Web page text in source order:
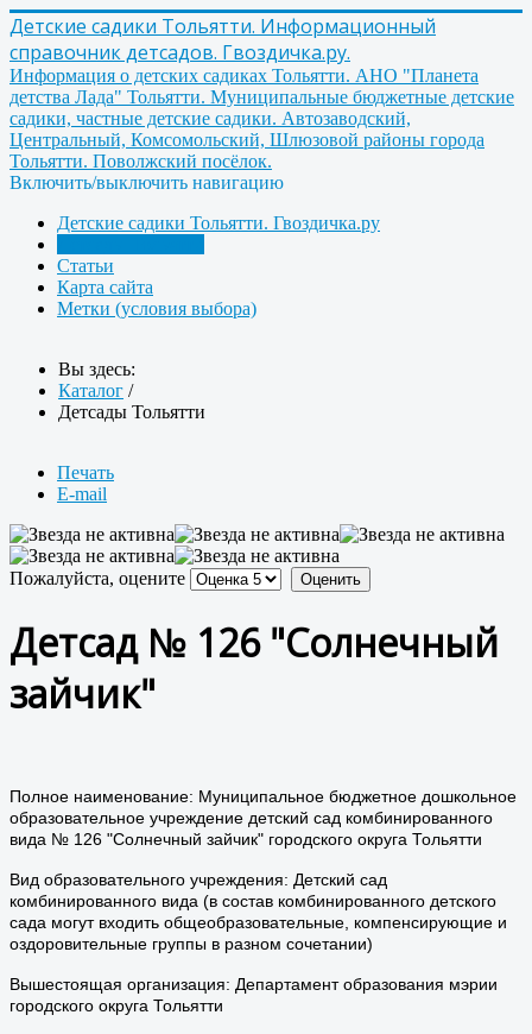
Детские садики Тольятти. Информационный
справочник детсадов. Гвоздичка.ру.
Информация о детских садиках Тольятти. АНО "Планета
детства Лада" Тольятти. Муниципальные бюджетные детские
садики, частные детские садики. Автозаводский,
Центральный, Комсомольский, Шлюзовой районы города
Тольятти. Поволжский посёлок.
Включить/выключить навигацию
Детские садики Тольятти. Гвоздичка.ру
Статьи
Карта сайта
Метки (условия выбора)
Вы здесь:
Каталог /
Детсады Тольятти
Печать
E-mail
Пожалуйста, оцените
Детсад № 126 "Солнечный
зайчик"
Полное наименование: Муниципальное бюджетное дошкольное
образовательное учреждение детский сад комбинированного
вида № 126 "Солнечный зайчик" городского округа Тольятти
Вид образовательного учреждения: Детский сад
комбинированного вида (в состав комбинированного детского
сада могут входить общеобразовательные, компенсирующие и
оздоровительные группы в разном сочетании)
Вышестоящая организация: Департамент образования мэрии
городского округа Тольятти